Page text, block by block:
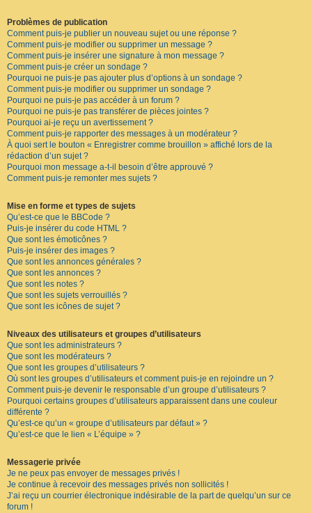
Problèmes de publication
Comment puis-je publier un nouveau sujet ou une réponse ?
Comment puis-je modifier ou supprimer un message ?
Comment puis-je insérer une signature à mon message ?
Comment puis-je créer un sondage ?
Pourquoi ne puis-je pas ajouter plus d’options à un sondage ?
Comment puis-je modifier ou supprimer un sondage ?
Pourquoi ne puis-je pas accéder à un forum ?
Pourquoi ne puis-je pas transférer de pièces jointes ?
Pourquoi ai-je reçu un avertissement ?
Comment puis-je rapporter des messages à un modérateur ?
À quoi sert le bouton « Enregistrer comme brouillon » affiché lors de la
rédaction d’un sujet ?
Pourquoi mon message a-t-il besoin d’être approuvé ?
Comment puis-je remonter mes sujets ?
Mise en forme et types de sujets
Qu’est-ce que le BBCode ?
Puis-je insérer du code HTML ?
Que sont les émoticônes ?
Puis-je insérer des images ?
Que sont les annonces générales ?
Que sont les annonces ?
Que sont les notes ?
Que sont les sujets verrouillés ?
Que sont les icônes de sujet ?
Niveaux des utilisateurs et groupes d’utilisateurs
Que sont les administrateurs ?
Que sont les modérateurs ?
Que sont les groupes d’utilisateurs ?
Où sont les groupes d’utilisateurs et comment puis-je en rejoindre un ?
Comment puis-je devenir le responsable d’un groupe d’utilisateurs ?
Pourquoi certains groupes d’utilisateurs apparaissent dans une couleur
différente ?
Qu’est-ce qu’un « groupe d’utilisateurs par défaut » ?
Qu’est-ce que le lien « L’équipe » ?
Messagerie privée
Je ne peux pas envoyer de messages privés !
Je continue à recevoir des messages privés non sollicités !
J’ai reçu un courrier électronique indésirable de la part de quelqu’un sur ce
forum !